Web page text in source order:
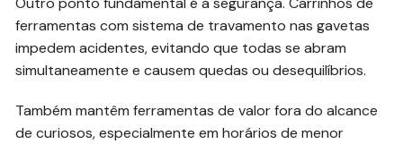
ferramentas com sistema de travamento nas gavetas
impedem acidentes, evitando que todas se abram
simultaneamente e causem quedas ou desequilíbrios.
Também mantêm ferramentas de valor fora do alcance
de curiosos, especialmente em horários de menor